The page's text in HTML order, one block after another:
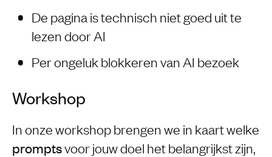
De pagina is technisch niet goed uit te
lezen door AI
Per ongeluk blokkeren van AI bezoek
Workshop
In onze workshop brengen we in kaart welke
promptsvoor jouw doel het belangrijkst zijn,